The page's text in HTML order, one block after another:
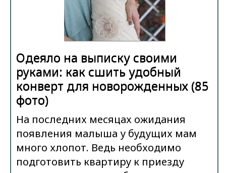
Одеяло на выписку своими
руками: как сшить удобный
конверт для новорожденных (85
фото)
На последних месяцах ожидания
появления малыша у будущих мам
много хлопот. Ведь необходимо
подготовить квартиру к приезду